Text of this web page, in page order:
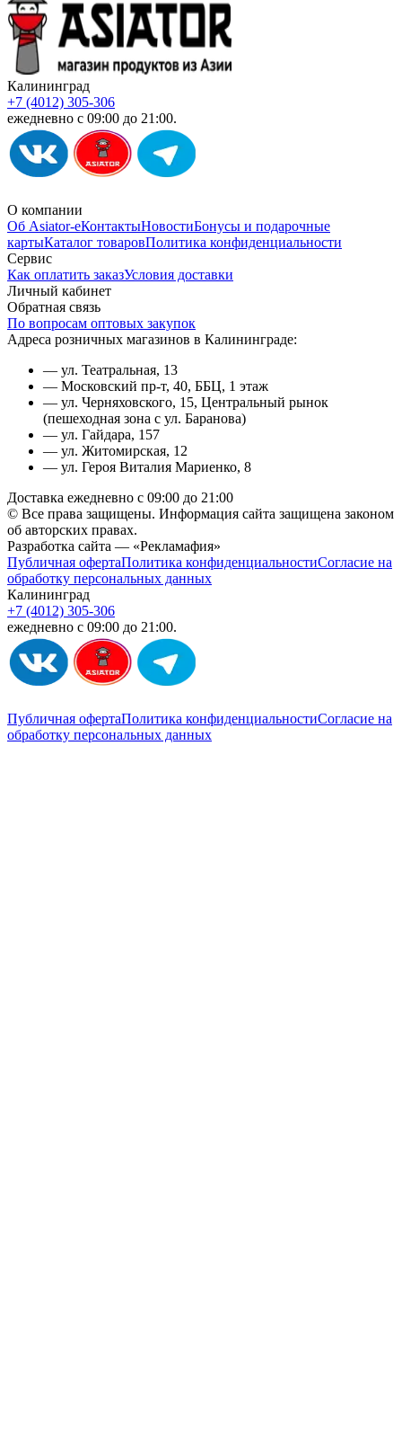
Калининград
+7 (4012) 305-306
ежедневно с 09:00 до 21:00.
О компании
Об Asiator-еКонтактыНовостиБонусы и подарочные
картыКаталог товаровПолитика конфиденциальности
Сервис
Как оплатить заказУсловия доставки
Личный кабинет
Обратная связь
По вопросам оптовых закупок
Адреса розничных магазинов в Калининграде:
— ул. Театральная, 13
— Московский пр-т, 40, ББЦ, 1 этаж
— ул. Черняховского, 15, Центральный рынок
(пешеходная зона с ул. Баранова)
— ул. Гайдара, 157
— ул. Житомирская, 12
— ул. Героя Виталия Мариенко, 8
Доставка ежедневно с 09:00 до 21:00
© Все права защищены. Информация сайта защищена законом
об авторских правах.
Разработка сайта — «Рекламафия»
Публичная офертаПолитика конфиденциальностиСогласие на
обработку персональных данных
Калининград
+7 (4012) 305-306
ежедневно с 09:00 до 21:00.
Публичная офертаПолитика конфиденциальностиСогласие на
обработку персональных данных